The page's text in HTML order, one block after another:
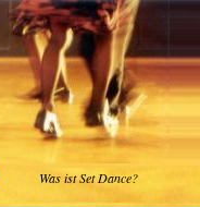
Was ist Set Dance?